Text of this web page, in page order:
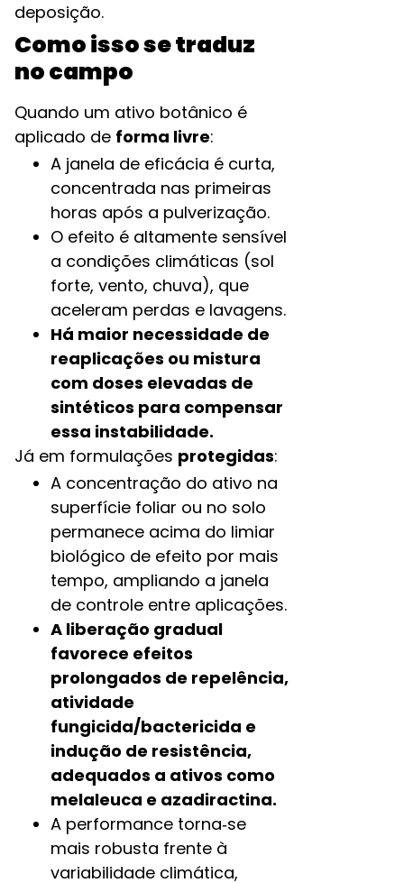
deposição.​
Como isso se traduz
no campo
Quando um ativo botânico é
aplicado de forma livre:
A janela de eficácia é curta,
concentrada nas primeiras
horas após a pulverização.​
O efeito é altamente sensível
a condições climáticas (sol
forte, vento, chuva), que
aceleram perdas e lavagens.​
Há maior necessidade de
reaplicações ou mistura
com doses elevadas de
sintéticos para compensar
essa instabilidade.​
Já em formulações protegidas:
A concentração do ativo na
superfície foliar ou no solo
permanece acima do limiar
biológico de efeito por mais
tempo, ampliando a janela
de controle entre aplicações.​
A liberação gradual
favorece efeitos
prolongados de repelência,
atividade
fungicida/bactericida e
indução de resistência,
adequados a ativos como
melaleuca e azadiractina.​
A performance torna‑se
mais robusta frente à
variabilidade climática,